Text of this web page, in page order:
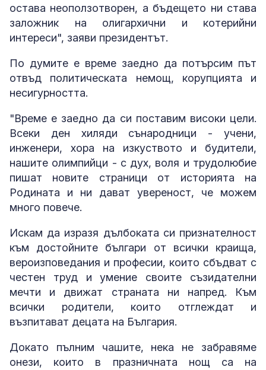
остава неоползотворен, а бъдещето ни става
заложник на олигархични и котерийни
интереси", заяви президентът.
По думите е време заедно да потърсим път
отвъд политическата немощ, корупцията и
несигурността.
"Време е заедно да си поставим високи цели.
Всеки ден хиляди сънародници - учени,
инженери, хора на изкуството и будители,
нашите олимпийци - с дух, воля и трудолюбие
пишат новите страници от историята на
Родината и ни дават увереност, че можем
много повече.
Искам да изразя дълбоката си признателност
към достойните българи от всички краища,
вероизповедания и професии, които сбъдват с
честен труд и умение своите съзидателни
мечти и движат страната ни напред. Към
всички родители, които отглеждат и
възпитават децата на България.
Докато пълним чашите, нека не забравяме
онези, които в празничната нощ са на